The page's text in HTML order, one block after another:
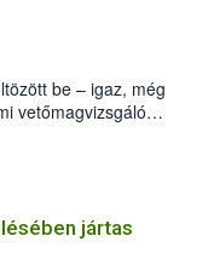
be – igaz, még
vetőmagvizsgáló
Czigler Győző által
jártas